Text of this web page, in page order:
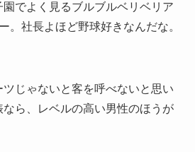
でよく見るブルブルベリベリア
。社長よほど野球好きなんだな。
じゃないと客を呼べないと思い
なら、レベルの高い男性のほうが